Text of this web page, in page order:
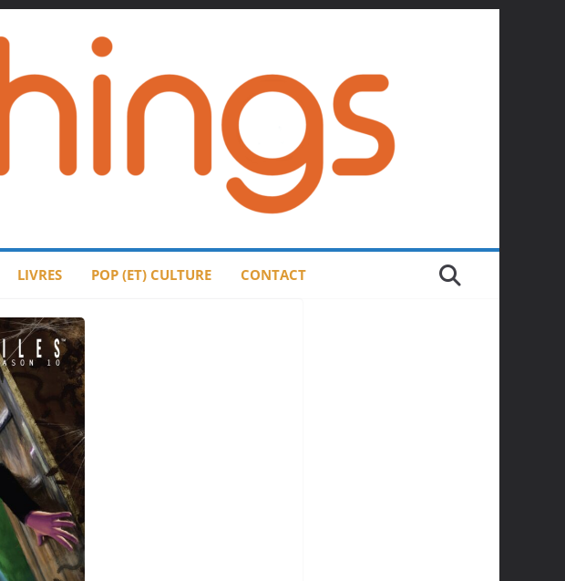
LIVRES POP (ET) CULTURE CONTACT